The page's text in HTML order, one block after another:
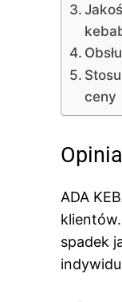
ceny
ADA
spadek